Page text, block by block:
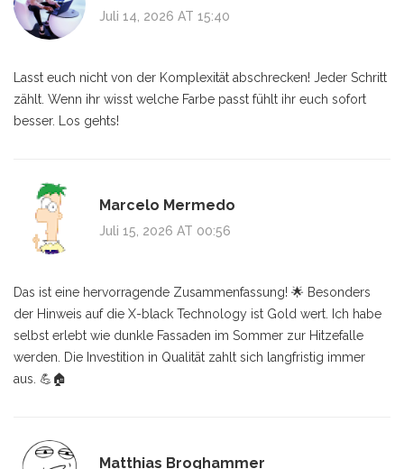
Juli 14, 2026 AT 15:40
Lasst euch nicht von der Komplexität abschrecken! Jeder Schritt
zählt. Wenn ihr wisst welche Farbe passt fühlt ihr euch sofort
besser. Los gehts!
Marcelo Mermedo
Juli 15, 2026 AT 00:56
Das ist eine hervorragende Zusammenfassung! 🌟 Besonders
der Hinweis auf die X-black Technology ist Gold wert. Ich habe
selbst erlebt wie dunkle Fassaden im Sommer zur Hitzefalle
werden. Die Investition in Qualität zahlt sich langfristig immer
aus. 💪🏠
Matthias Broghammer